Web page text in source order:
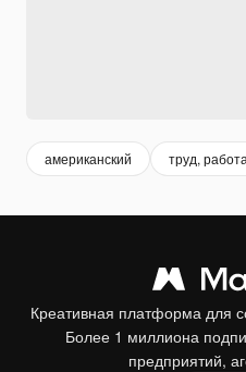
американский труд, работа
Креативная платформа для
Более 1 миллиона
предприятий,